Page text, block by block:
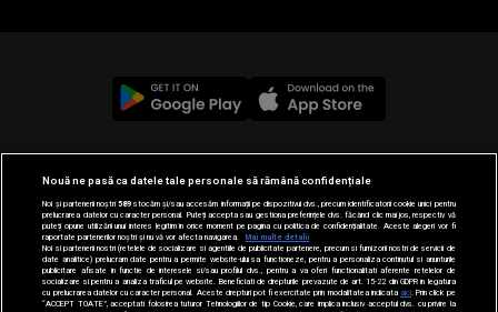
© 2019-2026 DOGAN MEDIA INTERNATIONAL SA, Toate
drepturile rezervate.
Nouă ne pasă ca datele tale personale să rămână confidențiale
Noi și partenerii noștri589stocăm și/sau accesăm informații pe dispozitivul dvs., precum identificatorii cookie unici pentru
prelucrarea datelor cu caracter personal. Puteți accepta sau gestiona preferințele dvs. făcând clic mai jos, respectiv vă
puteți opune utilizării unui interes legitim în orice moment pe pagina cu politica de confidențialitate. Aceste alegeri vor fi
raportate partenerilor noștri și nu vă vor afecta navigarea.
Mai multe detalii
Noi si partenerii nostri (retelele de socializare si agentiile de publicitate partenere, precum si furnizorii nostri de servicii de
date analitice) prelucram date pentru a permite website-ului sa functioneze, pentru a personaliza continutul si anunturile
publicitare afisate in functie de interesele si/sau profilul dvs., pentru a va oferi functionalitati aferente retelelor de
socializare si pentru a analiza traficul pe website. Beneficiati de drepturile prevazute de art. 15-22 din GDPR in legatura
cu prelucrarea datelor cu caracter personal. Aceste drepturi pot fi exercitate prin modalitatea indicataaici . Prin click pe
“ACCEPT TOATE”, acceptati folosirea tuturor Tehnologiilor de tip Cookie, care implica inclusiv acceptul dvs. cu privire la